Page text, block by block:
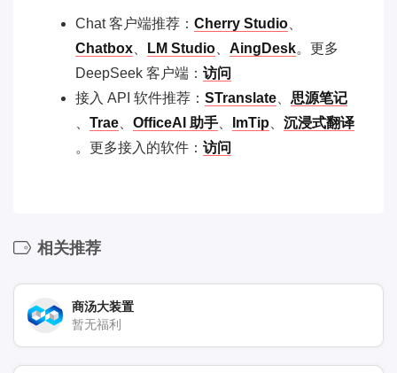
Chat 客户端推荐： Cherry Studio
Chatbox
LM Studio AingDesk。更多
DeepSeek 客户端： 访问
接入 API 软件推荐： STranslate
思源笔记
Trae OfficeAI 助手 ImTip
沉浸式翻译
。更多接入的软件： 访问
相关推荐
商汤大装置
暂无福利